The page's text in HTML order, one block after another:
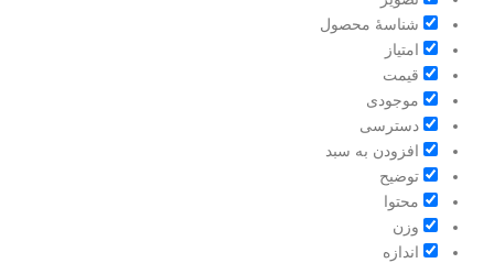
شناسۀ محصول
امتیاز
قيمت
موجودی
دسترسی
افزودن به سبد
توضیح
محتوا
وزن
اندازه